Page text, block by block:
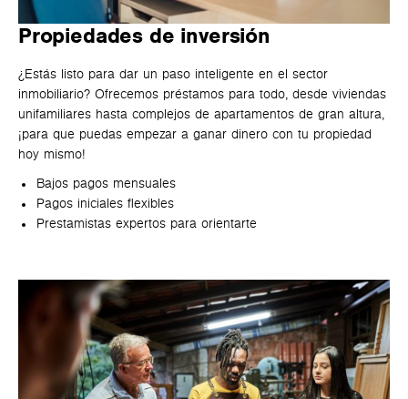
Propiedades de inversión
¿Estás listo para dar un paso inteligente en el sector
inmobiliario? Ofrecemos préstamos para todo, desde viviendas
unifamiliares hasta complejos de apartamentos de gran altura,
¡para que puedas empezar a ganar dinero con tu propiedad
hoy mismo!
Bajos pagos mensuales
Pagos iniciales flexibles
Prestamistas expertos para orientarte